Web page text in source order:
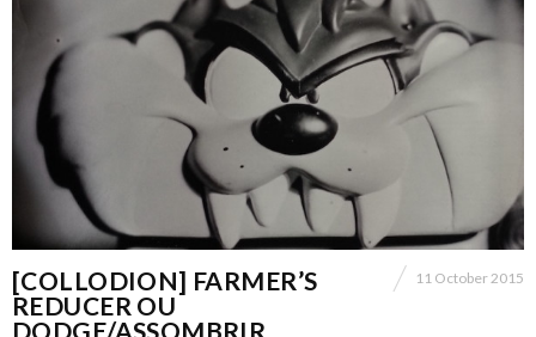
[COLLODION] FARMER’S
REDUCER OU
DODGE/ASSOMBRIR
11 October 2015